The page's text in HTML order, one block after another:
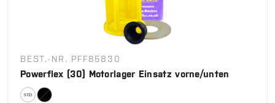
BEST.-NR. PFF85830
Powerflex (30) Motorlager Einsatz vorne/unten